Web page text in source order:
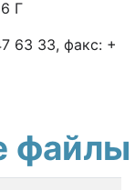
Г
63 33, факс: +
файлы